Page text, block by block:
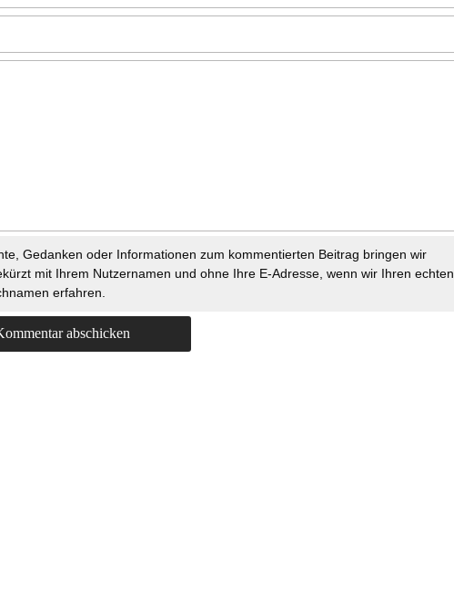
Gedanken oder Informationen zum kommentierten Beitrag bringen wir
mit Ihrem Nutzernamen und ohne Ihre E-Adresse, wenn wir Ihren echten
erfahren.